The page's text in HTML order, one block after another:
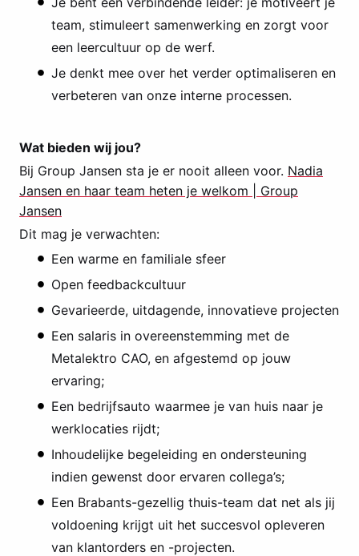
team, stimuleert samenwerking en zorgt voor
een leercultuur op de werf.
Je denkt mee over het verder optimaliseren en
verbeteren van onze interne processen.
Wat bieden wij jou?
Bij Group Jansen sta je er nooit alleen voor. Nadia
Jansen en haar team heten je welkom | Group
Jansen
Dit mag je verwachten:
Een warme en familiale sfeer
Open feedbackcultuur
Gevarieerde, uitdagende, innovatieve projecten
Een salaris in overeenstemming met de
Metalektro CAO, en afgestemd op jouw
ervaring;
Een bedrijfsauto waarmee je van huis naar je
werklocaties rijdt;
Inhoudelijke begeleiding en ondersteuning
indien gewenst door ervaren collega’s;
Een Brabants-gezellig thuis-team dat net als jij
voldoening krijgt uit het succesvol opleveren
van klantorders en -projecten.